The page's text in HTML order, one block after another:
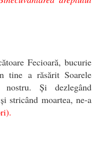
Fecioară, bucurie
tine a răsărit Soarele
nostru. Și dezlegând
stricând moartea, ne-a
.